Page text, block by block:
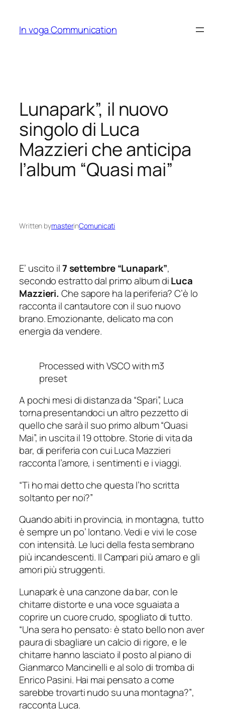
content
In voga Communication
Lunapark”, il nuovo
singolo di Luca
Mazzieri che anticipa
l’album “Quasi mai”
Written bymasterinComunicati
E’ uscito il7 settembre “Lunapark”,
secondo estratto dal primo album diLuca
Mazzieri. Che sapore ha la periferia? C’è lo
racconta il cantautore con il suo nuovo
brano. Emozionante, delicato ma con
energia da vendere.
Processed with VSCO with m3
preset
A pochi mesi di distanza da “Spari”, Luca
torna presentandoci un altro pezzetto di
quello che sarà il suo primo album “Quasi
Mai”, in uscita il 19 ottobre. Storie di vita da
bar, di periferia con cui Luca Mazzieri
racconta l’amore, i sentimenti e i viaggi.
“Ti ho mai detto che questa l’ho scritta
soltanto per noi?”
Quando abiti in provincia, in montagna, tutto
è sempre un po’ lontano. Vedi e vivi le cose
con intensità. Le luci della festa sembrano
più incandescenti. Il Campari più amaro e gli
amori più struggenti.
Lunapark è una canzone da bar, con le
chitarre distorte e una voce sguaiata a
coprire un cuore crudo, spogliato di tutto.
“Una sera ho pensato: è stato bello non aver
paura di sbagliare un calcio di rigore, e le
chitarre hanno lasciato il posto al piano di
Gianmarco Mancinelli e al solo di tromba di
Enrico Pasini. Hai mai pensato a come
sarebbe trovarti nudo su una montagna?”,
racconta Luca.